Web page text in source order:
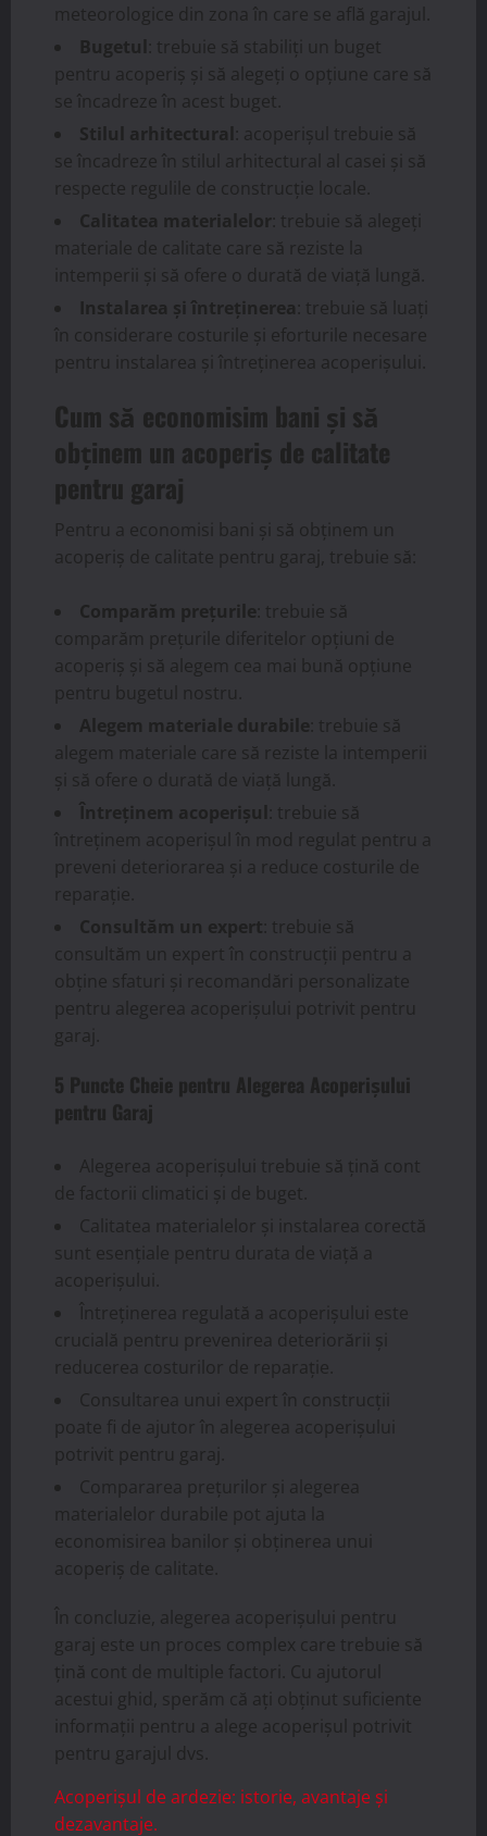
meteorologice din zona în care se află garajul.
Bugetul : trebuie să stabiliți un buget
pentru acoperiș și să alegeți o opțiune care să
se încadreze în acest buget.
Stilul arhitectural : acoperișul trebuie să
se încadreze în stilul arhitectural al casei și să
respecte regulile de construcție locale.
Calitatea materialelor : trebuie să alegeți
materiale de calitate care să reziste la
intemperii și să ofere o durată de viață lungă.
Instalarea și întreținerea : trebuie să luați
în considerare costurile și eforturile necesare
pentru instalarea și întreținerea acoperișului.
Cum să economisim bani și să
obținem un acoperiș de calitate
pentru garaj
Pentru a economisi bani și să obținem un
acoperiș de calitate pentru garaj, trebuie să:
Comparăm prețurile : trebuie să
comparăm prețurile diferitelor opțiuni de
acoperiș și să alegem cea mai bună opțiune
pentru bugetul nostru.
Alegem materiale durabile : trebuie să
alegem materiale care să reziste la intemperii
și să ofere o durată de viață lungă.
Întreținem acoperișul : trebuie să
întreținem acoperișul în mod regulat pentru a
preveni deteriorarea și a reduce costurile de
reparație.
Consultăm un expert : trebuie să
consultăm un expert în construcții pentru a
obține sfaturi și recomandări personalizate
pentru alegerea acoperișului potrivit pentru
garaj.
5 Puncte Cheie pentru Alegerea Acoperișului
pentru Garaj
Alegerea acoperișului trebuie să țină cont
de factorii climatici și de buget.
Calitatea materialelor și instalarea corectă
sunt esențiale pentru durata de viață a
acoperișului.
Întreținerea regulată a acoperișului este
crucială pentru prevenirea deteriorării și
reducerea costurilor de reparație.
Consultarea unui expert în construcții
poate fi de ajutor în alegerea acoperișului
potrivit pentru garaj.
Compararea prețurilor și alegerea
materialelor durabile pot ajuta la
economisirea banilor și obținerea unui
acoperiș de calitate.
În concluzie, alegerea acoperișului pentru
garaj este un proces complex care trebuie să
țină cont de multiple factori. Cu ajutorul
acestui ghid, sperăm că ați obținut suficiente
informații pentru a alege acoperișul potrivit
pentru garajul dvs.
Acoperișul de ardezie: istorie, avantaje și
dezavantaje.